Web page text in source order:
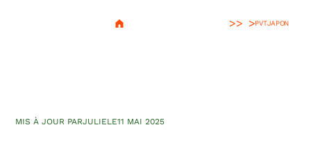
> PVTJAPON
MIS À JOUR PARJULIELE11 MAI 2025